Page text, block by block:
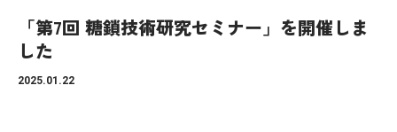
「第7回 糖鎖技術研究セミナー」を開催しま
した
2025.01.22